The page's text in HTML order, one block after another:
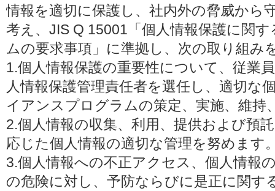
情報を適切に保護し、社内外の脅威から
考え、JIS Q 15001「個人情報保護に関
ムの要求事項」に準拠し、次の取り組み
1.個人情報保護の重要性について、従業
人情報保護管理責任者を選任し、適切な
イアンスプログラムの策定、実施、維持
2.個人情報の収集、利用、提供および預
応じた個人情報の適切な管理を努めます
3.個人情報への不正アクセス、個人情報
の危険に対し、予防ならびに是正に関す